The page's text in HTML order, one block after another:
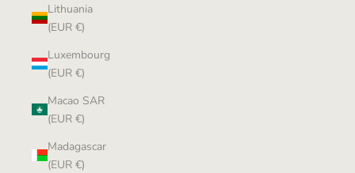
Lithuania
(EUR €)
Luxembourg
(EUR €)
Macao SAR
(EUR €)
Madagascar
(EUR €)